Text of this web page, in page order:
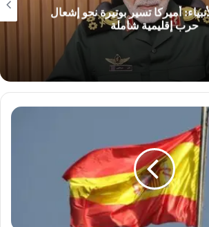
أميركا تسير بوتيرة نحو إشعال
حرب إقليمية شاملة